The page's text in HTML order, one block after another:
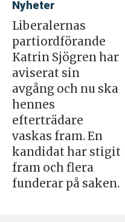
Nyheter
Liberalernas
partiordförande
Katrin Sjögren har
aviserat sin
avgång och nu ska
hennes
efterträdare
vaskas fram. En
kandidat har stigit
fram och flera
funderar på saken.